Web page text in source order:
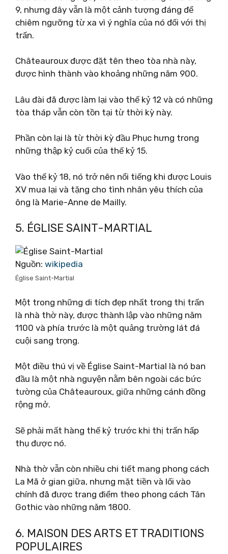
9, nhưng đây vẫn là một cảnh tượng đáng để
chiêm ngưỡng từ xa vì ý nghĩa của nó đối với thị
trấn.
Châteauroux được đặt tên theo tòa nhà này,
được hình thành vào khoảng những năm 900.
Lâu đài đã được làm lại vào thế kỷ 12 và có những
tòa tháp vẫn còn tồn tại từ thời kỳ này.
Phần còn lại là từ thời kỳ đầu Phục hưng trong
những thập kỷ cuối của thế kỷ 15.
Vào thế kỷ 18, nó trở nên nổi tiếng khi được Louis
XV mua lại và tặng cho tình nhân yêu thích của
ông là Marie-Anne de Mailly.
5. ÉGLISE SAINT-MARTIAL
Nguồn: wikipedia
Église Saint-Martial
Một trong những di tích đẹp nhất trong thị trấn
là nhà thờ này, được thành lập vào những năm
1100 và phía trước là một quảng trường lát đá
cuội sang trọng.
Một điều thú vị về Église Saint-Martial là nó ban
đầu là một nhà nguyện nằm bên ngoài các bức
tường của Châteauroux, giữa những cánh đồng
rộng mở.
Sẽ phải mất hàng thế kỷ trước khi thị trấn hấp
thụ được nó.
Nhà thờ vẫn còn nhiều chi tiết mang phong cách
La Mã ở gian giữa, nhưng mặt tiền và lối vào
chính đã được trang điểm theo phong cách Tân
Gothic vào những năm 1800.
6. MAISON DES ARTS ET TRADITIONS
POPULAIRES